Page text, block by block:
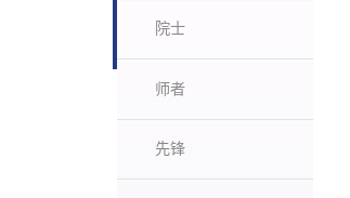
院士
师者
先锋